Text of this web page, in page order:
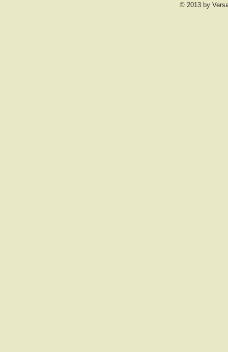
© 2013 by